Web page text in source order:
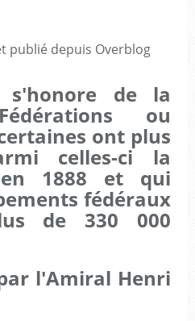
publié depuis Overblog
de la
ou
ont plus
celles-ci la
en 1888 et qui
fédéraux
de 330 000
l'Amiral Henri